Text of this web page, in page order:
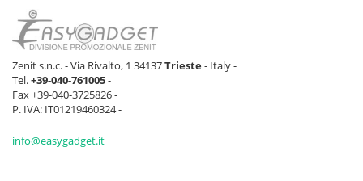
Zenit s.n.c. - Via Rivalto, 1 34137Trieste- Italy -
Tel.+39-040-761005-
Fax +39-040-3725826 -
P. IVA: IT01219460324 -
info@easygadget.it